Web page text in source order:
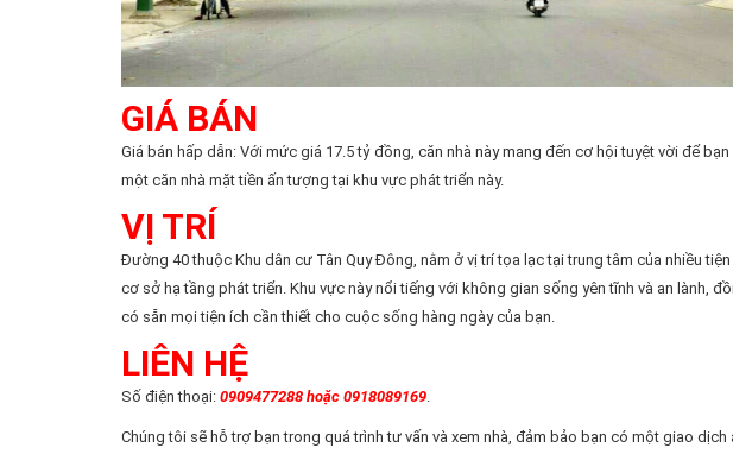
GIÁ BÁN
Giá bán hấp dẫn: Với mức giá 17.5 tỷ đồng, căn nhà này mang đến cơ hội tuyệt vời để
một căn nhà mặt tiền ấn tượng tại khu vực phát triển này.
VỊ TRÍ
Đường 40 thuộc Khu dân cư Tân Quy Đông, nằm ở vị trí tọa lạc tại trung tâm của nhiều tiện
cơ sở hạ tầng phát triển. Khu vực này nổi tiếng với không gian sống yên tĩnh và an lành,
có sẵn mọi tiện ích cần thiết cho cuộc sống hàng ngày của bạn.
LIÊN HỆ
Số điện thoại: 0909477288 hoặc 0918089169.
Chúng tôi sẽ hỗ trợ bạn trong quá trình tư vấn và xem nhà, đảm bảo bạn có một giao dịch